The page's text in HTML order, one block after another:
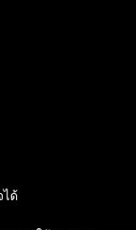
ได้